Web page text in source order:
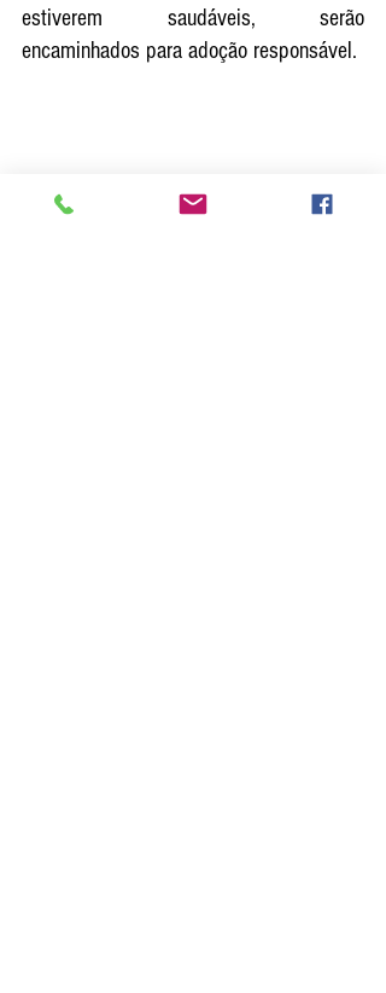
estiverem saudáveis, serão
encaminhados para adoção responsável.